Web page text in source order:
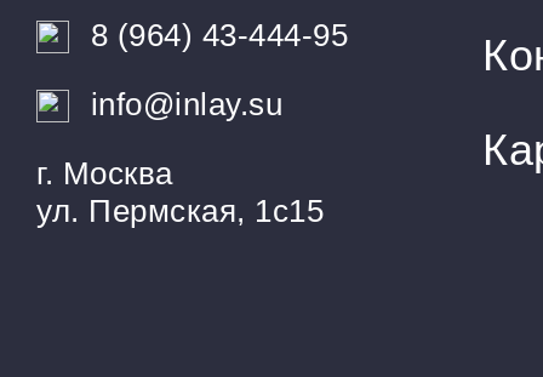
8 (964) 43-444-95
info@inlay.su
г. Москва
ул. Пермская, 1с15